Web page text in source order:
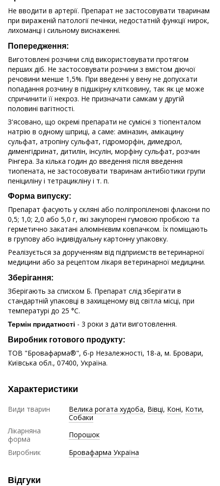
Не вводити в артерії. Препарат не застосовувати тваринам
при вираженій патології печінки, недостатній функції нирок,
лихоманці і сильному виснаженні.
Попередження:
Виготовлені розчини слід використовувати протягом
перших діб. Не застосовувати розчини з вмістом діючої
речовини менше 1,5%. При введенні у вену не допускати
попадання розчину в підшкірну клітковину, так як це може
спричинити її некроз. Не призначати самкам у другій
половині вагітності.
З'ясовано, що окремі препарати не сумісні з тіопенталом
натрію в одному шприці, а саме: аміназин, амікацину
сульфат, атропіну сульфат, гідроморфін, димедрол,
дименгідринат, дитилін, інсулін, морфіну сульфат, розчин
Рінгера. За кілька годин до введення після введення
тиопената, не застосовувати тваринам антибіотики групи
пеніциліну і тетрацикліну і т. п.
Форма випуску:
Препарат фасують у скляні або поліпропіленові флакони по
0,5; 1,0; 2,0 або 5,0 г, які закупорені гумовою пробкою та
герметично закатані алюмінієвим ковпачком. Їх поміщають
в групову або індивідуальну картонну упаковку.
Реалізується за дорученням від підприємств ветеринарної
медицини або за рецептом лікаря ветеринарної медицини.
Зберігання:
Зберігають за списком Б. Препарат слід зберігати в
стандартній упаковці в захищеному від світла місці, при
температурі до 25 °С.
Термін придатності - 3 роки з дати виготовлення.
Виробник готового продукту:
ТОВ "Бровафарма®", б-р Незалежності, 18-а, м. Бровари,
Київська обл., 07400, Україна.
Характеристики
Види тварин Велика рогата худоба, Вівці, Коні, Коти,
Собаки
Лікарняна
форма
Порошок
Виробник
Бровафарма Україна
Відгуки